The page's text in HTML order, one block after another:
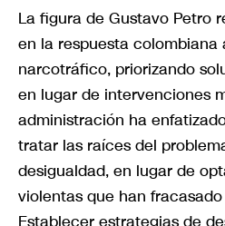
La figura de Gustavo Petro
en la respuesta
narcotráfico, priorizando
en lugar de intervenciones
administración ha
tratar las raíces del
desigualdad, en lugar de
violentas que han
Establecer estrategias de